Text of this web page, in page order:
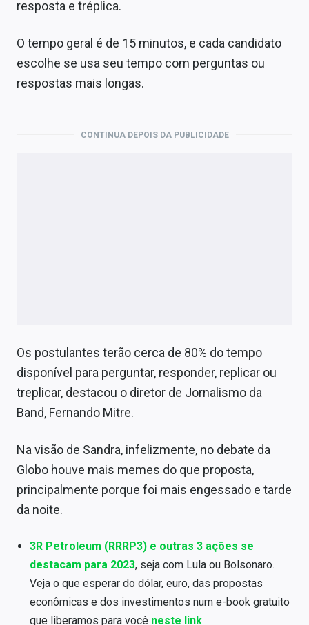
resposta e tréplica.
O tempo geral é de 15 minutos, e cada candidato
escolhe se usa seu tempo com perguntas ou
respostas mais longas.
CONTINUA DEPOIS DA PUBLICIDADE
Os postulantes terão cerca de 80% do tempo
disponível para perguntar, responder, replicar ou
treplicar, destacou o diretor de Jornalismo da
Band, Fernando Mitre.
Na visão de Sandra, infelizmente, no debate da
Globo houve mais memes do que proposta,
principalmente porque foi mais engessado e tarde
da noite.
3R Petroleum (RRRP3) e outras 3 ações se
destacam para 2023, seja com Lula ou Bolsonaro.
Veja o que esperar do dólar, euro, das propostas
econômicas e dos investimentos num e-book gratuito
que liberamos para você neste link